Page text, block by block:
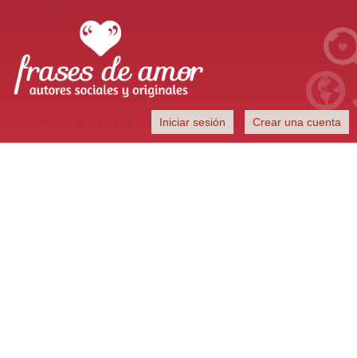
Autores sociales y originales
Iniciar sesión Crear una cuenta